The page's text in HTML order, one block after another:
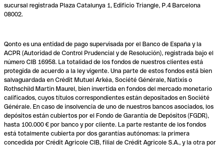
sucursal registrada Plaza Catalunya 1, Edificio Triangle, P.4 Barcelona
08002.
Qonto es una entidad de pago supervisada por el Banco de España y la
ACPR (Autoridad de Control Prudencial y de Resolución), registrada bajo el
número CIB 16958. La totalidad de los fondos de nuestros clientes está
protegida de acuerdo a la ley vigente. Una parte de estos fondos está bien
salvaguardada en Crédit Mutuel Arkéa, Société Générale, Natixis o
Rothschild Martin Maurel, bien invertida en fondos del mercado monetario
calificados, cuyos títulos correspondientes están depositados en Société
Générale. En caso de insolvencia de uno de nuestros bancos asociados, los
depósitos están cubiertos por el Fondo de Garantía de Depósitos (FGDR),
hasta 100.000 € por banco y por cliente. La parte restante de los fondos
está totalmente cubierta por dos garantías autónomas: la primera
concedida por Crédit Agricole CIB, filial de Crédit Agricole S.A., y la otra por